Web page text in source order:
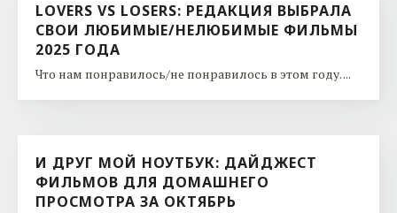
LOVERS VS LOSERS: РЕДАКЦИЯ ВЫБРАЛА
СВОИ ЛЮБИМЫЕ/НЕЛЮБИМЫЕ ФИЛЬМЫ
2025 ГОДА
Что нам понравилось/не понравилось в этом году. ...
И ДРУГ МОЙ НОУТБУК: ДАЙДЖЕСТ
ФИЛЬМОВ ДЛЯ ДОМАШНЕГО
ПРОСМОТРА ЗА ОКТЯБРЬ